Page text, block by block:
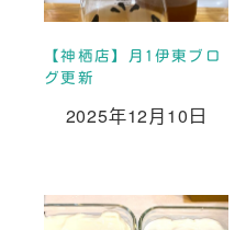
【神栖店】月1伊東ブロ
グ更新
投稿日
2025年12月10日